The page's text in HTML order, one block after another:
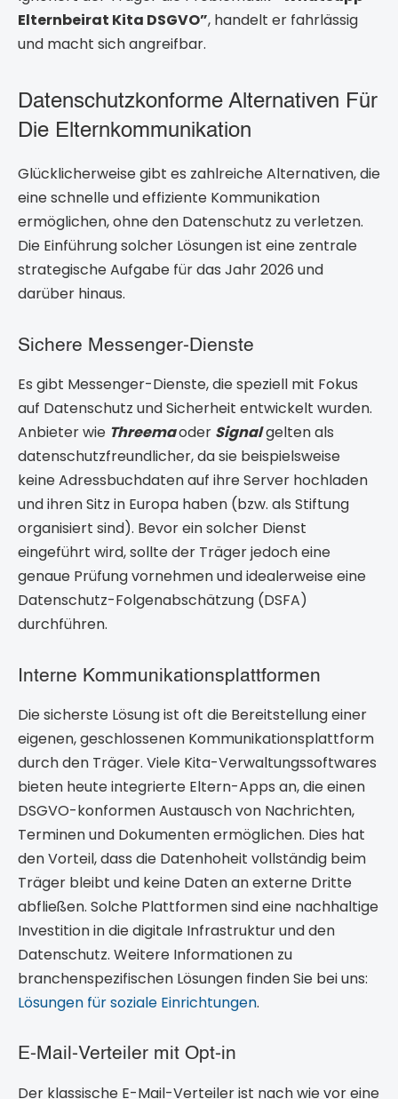
Elternbeirat Kita DSGVO”, handelt er fahrlässig
und macht sich angreifbar.
Datenschutzkonforme Alternativen Für
Die Elternkommunikation
Glücklicherweise gibt es zahlreiche Alternativen, die
eine schnelle und effiziente Kommunikation
ermöglichen, ohne den Datenschutz zu verletzen.
Die Einführung solcher Lösungen ist eine zentrale
strategische Aufgabe für das Jahr 2026 und
darüber hinaus.
Sichere Messenger-Dienste
Es gibt Messenger-Dienste, die speziell mit Fokus
auf Datenschutz und Sicherheit entwickelt wurden.
Anbieter wie Threemaoder Signalgelten als
datenschutzfreundlicher, da sie beispielsweise
keine Adressbuchdaten auf ihre Server hochladen
und ihren Sitz in Europa haben (bzw. als Stiftung
organisiert sind). Bevor ein solcher Dienst
eingeführt wird, sollte der Träger jedoch eine
genaue Prüfung vornehmen und idealerweise eine
Datenschutz-Folgenabschätzung (DSFA)
durchführen.
Interne Kommunikationsplattformen
Die sicherste Lösung ist oft die Bereitstellung einer
eigenen, geschlossenen Kommunikationsplattform
durch den Träger. Viele Kita-Verwaltungssoftwares
bieten heute integrierte Eltern-Apps an, die einen
DSGVO-konformen Austausch von Nachrichten,
Terminen und Dokumenten ermöglichen. Dies hat
den Vorteil, dass die Datenhoheit vollständig beim
Träger bleibt und keine Daten an externe Dritte
abfließen. Solche Plattformen sind eine nachhaltige
Investition in die digitale Infrastruktur und den
Datenschutz. Weitere Informationen zu
branchenspezifischen Lösungen finden Sie bei uns:
Lösungen für soziale Einrichtungen.
E-Mail-Verteiler mit Opt-in
Der klassische E-Mail-Verteiler ist nach wie vor eine